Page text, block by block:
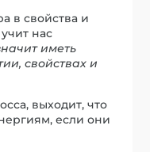
в свойства и
нас
иметь
свойствах и
выходит, что
если они